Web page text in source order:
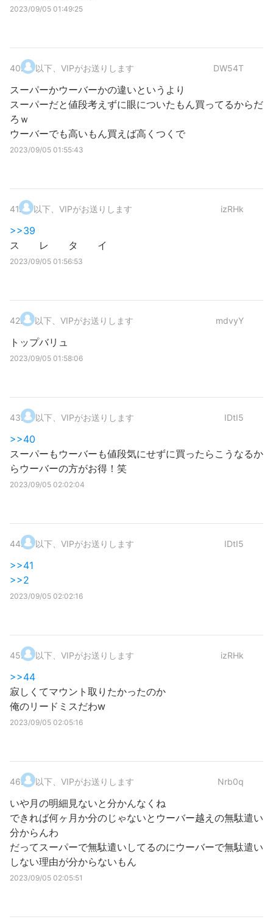
2023/09/05 01:49:25
40. 以下、VIPがお送りします DW54T
スーパーかウーバーかの違いというより
スーパーだと値段考えずに眼についたもん買ってるからだ
ろｗ
ウーバーでも高いもん買えば高くつくで
2023/09/05 01:55:43
41. 以下、VIPがお送りします izRHk
>>39
ス レ タ イ
2023/09/05 01:56:53
42. 以下、VIPがお送りします mdvyY
トップバリュ
2023/09/05 01:58:06
43. 以下、VIPがお送りします IDtI5
>>40
スーパーもウーバーも値段気にせずに買ったらこうなるか
らウーバーの方がお得！笑
2023/09/05 02:02:04
44. 以下、VIPがお送りします IDtI5
>>41
>>2
2023/09/05 02:02:16
45. 以下、VIPがお送りします izRHk
>>44
寂しくてマウント取りたかったのか
俺のリードミスだわw
2023/09/05 02:05:16
46. 以下、VIPがお送りします Nrb0q
いや月の明細見ないと分かんなくね
できれば何ヶ月か分のじゃないとウーバー越えの無駄遣い
分からんわ
だってスーパーで無駄遣いしてるのにウーバーで無駄遣い
しない理由が分からないもん
2023/09/05 02:05:51